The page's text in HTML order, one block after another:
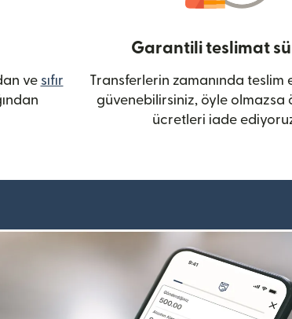
ve sıfır
açılır)
Garantili teslimat
Transferlerin zamanında teslim
güvenebilirsiniz, öyle olmazsa
ücretleri iade